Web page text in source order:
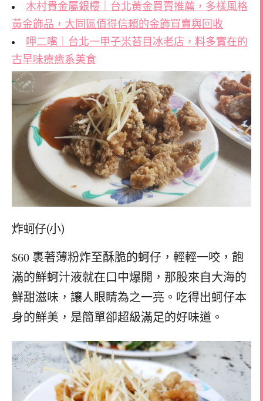
木村貴金屬銀樓｜台北黃金買賣推薦，多樣風格
黃金飾品，大同區值得信賴的金飾買賣與回收
呷二嘴｜台北一甲子米苔目冰老店，料多實在的
古早味療癒系美食
炸蚵仔(小)
$60 裹著薄粉炸至酥脆的蚵仔，輕輕一咬，飽
滿的鮮蚵汁液就在口中爆開，那股來自大海的
鮮甜滋味，讓人眼睛為之一亮。吃得出蚵仔本
身的鮮美，是簡單卻超級滿足的好味道。